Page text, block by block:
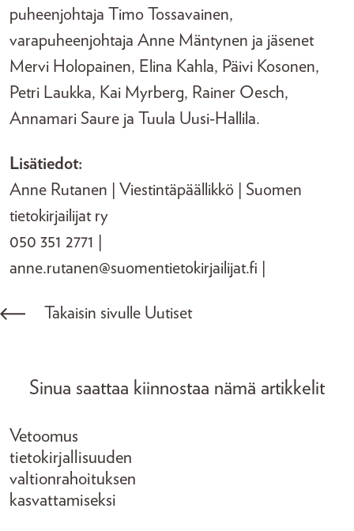
puheenjohtaja Timo Tossavainen,
varapuheenjohtaja Anne Mäntynen ja jäsenet
Mervi Holopainen, Elina Kahla, Päivi Kosonen,
Petri Laukka, Kai Myrberg, Rainer Oesch,
Annamari Saure ja Tuula Uusi-Hallila.
Lisätiedot:
Anne Rutanen | Viestintäpäällikkö | Suomen
tietokirjailijat ry
050 351 2771 |
anne.rutanen@suomentietokirjailijat.fi |
Takaisin sivulle Uutiset
Sinua saattaa kiinnostaa nämä artikkelit
Vetoomus
tietokirjallisuuden
valtionrahoituksen
kasvattamiseksi